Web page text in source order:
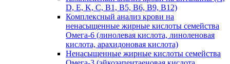
D, E, K, C, B1, B5, B6, В9, B12)
Комплексный анализ крови на
ненасыщенные жирные кислоты семейства
Омега-6 (линолевая кислота, линоленовая
кислота, арахидоновая кислота)
Ненасыщенные жирные кислоты семейства